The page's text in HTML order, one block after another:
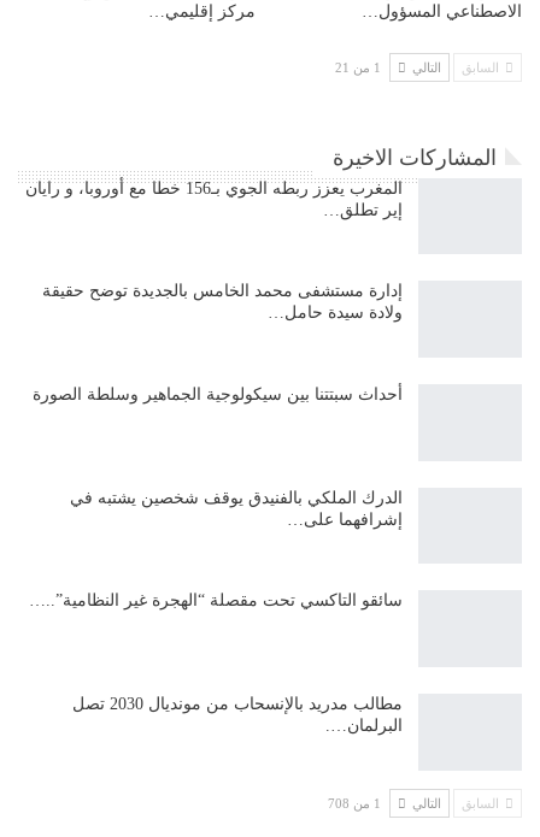
الاصطناعي المسؤول…
مركز إقليمي…
السابق التالي 1 من 21
المشاركات الاخيرة
المغرب يعزز ربطه الجوي بـ156 خطا مع أوروبا، و رايان
إير تطلق…
إدارة مستشفى محمد الخامس بالجديدة توضح حقيقة
ولادة سيدة حامل…
أحداث سبتتنا بين سيكولوجية الجماهير وسلطة الصورة
الدرك الملكي بالفنيدق يوقف شخصين يشتبه في
إشرافهما على…
سائقو التاكسي تحت مقصلة “الهجرة غير النظامية”..…
مطالب مدريد بالإنسحاب من مونديال 2030 تصل
البرلمان….
السابق التالي 1 من 708